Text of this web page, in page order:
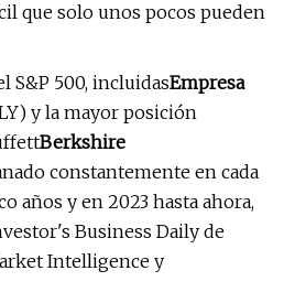
que solo unos pocos pueden
S&P 500, incluidasEmpresa
y la mayor posición
Berkshire
constantemente en cada
años y en 2023 hasta ahora,
Business Daily de
Intelligence y